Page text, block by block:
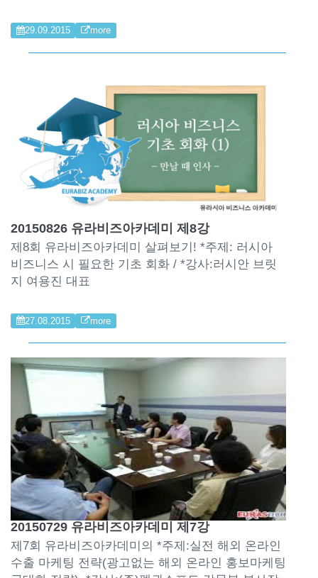
29.09.2015 more
20150826 유라비즈아카데미 제8강
제8회 유라비즈아카데미 살펴보기! *주제: 러시아
비즈니스 시 필요한 기초 회화 / *강사:러시안 브릿
지 여용진 대표
27.08.2015 more
20150729 유라비즈아카데미 제7강
제7회 유라비즈아카데미의 *주제:실전 해외 온라인
수출 마케팅 전략(광고없는 해외 온라인 홍보마케팅